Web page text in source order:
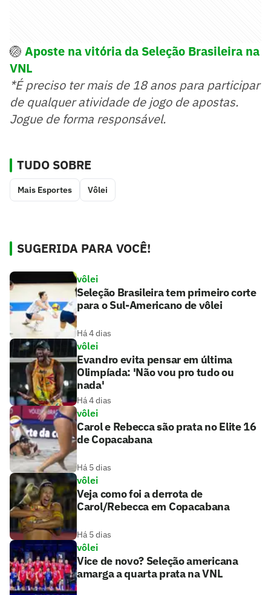
🏐 Aposte na vitória da Seleção Brasileira na
VNL
*É preciso ter mais de 18 anos para participar
de qualquer atividade de jogo de apostas.
Jogue de forma responsável.
TUDO SOBRE
Mais Esportes Vôlei
SUGERIDA PARA VOCÊ!
vôlei
Seleção Brasileira tem primeiro corte
para o Sul-Americano de vôlei
Há 4 dias
vôlei
Evandro evita pensar em última
Olimpíada: 'Não vou pro tudo ou
nada'
Há 4 dias
vôlei
Carol e Rebecca são prata no Elite 16
de Copacabana
Há 5 dias
vôlei
Veja como foi a derrota de
Carol/Rebecca em Copacabana
Há 5 dias
vôlei
Vice de novo? Seleção americana
amarga a quarta prata na VNL